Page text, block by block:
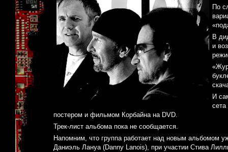
По
В
и
И
постером и фильмом Корбайна на DVD.
Трек-лист альбома пока не сообщается.
Напомним, что группа работает над новым альбомом
Даниэль Лануа (Danny Lanois), при участии Стива